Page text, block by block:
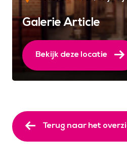
Galerie Article
Bekijk deze locatie
Terug naar het